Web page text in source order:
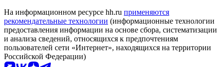
На информационном ресурсе hh.ru применяются
рекомендательные технологии (информационные технологии
предоставления информации на основе сбора, систематизации
и анализа сведений, относящихся к предпочтениям
пользователей сети «Интернет», находящихся на территории
Российской Федерации)